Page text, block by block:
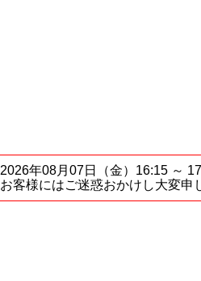
2026年08月07日（金）16:15 ～
お客様にはご迷惑おかけし大変申